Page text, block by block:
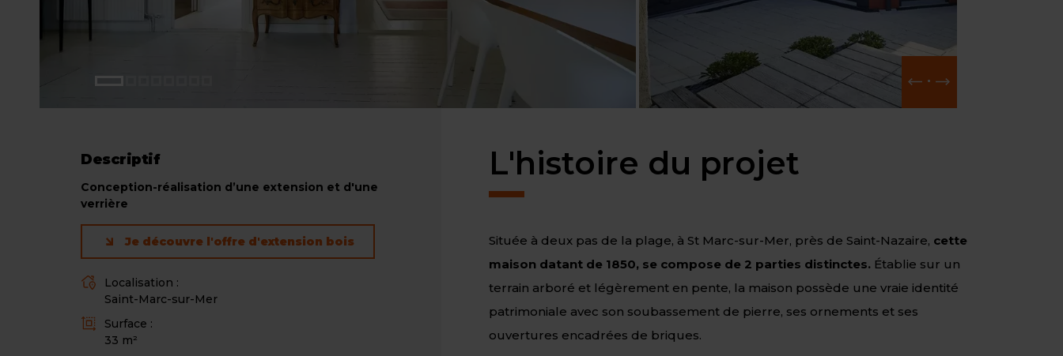
Descriptif
Conception-réalisation d’une extension et d'une
verrière
Je découvre l'offre d'extension bois
Localisation :
L
e
u
Saint-Marc-sur-Mer
Surface :
S
33 m²
L'histoire du projet
Située à deux pas de la plage, à St Marc-sur-Mer, près de Saint-Nazaire, cette
maison datant de 1850, se compose de 2 parties distinctes. Établie sur un
terrain arboré et légèrement en pente, la maison possède une vraie identité
patrimoniale avec son soubassement de pierre, ses ornements et ses
ouvertures encadrées de briques.